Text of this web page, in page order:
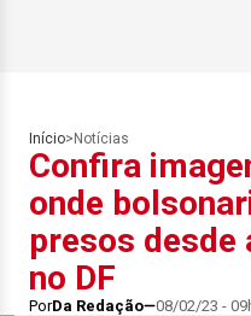
Início> Notícias
Confira
onde
presos
no DF
PorDa Redação 08/02/23 -